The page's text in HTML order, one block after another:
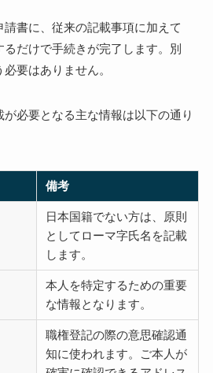
書に、従来の記載事項に加えて
るだけで手続きが完了します。別
要はありません。
必要となる主な情報は以下の通り
備考
日本国籍でない方は、原則
としてローマ字氏名を記載
します。
本人を特定するための重要
な情報となります。
職権登記の際の意思確認通
知に使われます。ご本人が